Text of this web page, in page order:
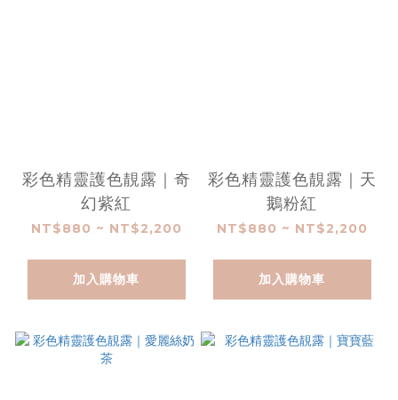
彩色精靈護色靚露｜奇
幻紫紅
NT$880 ~ NT$2,200
加入購物車
彩色精靈護色靚露｜天
鵝粉紅
NT$880 ~ NT$2,200
加入購物車